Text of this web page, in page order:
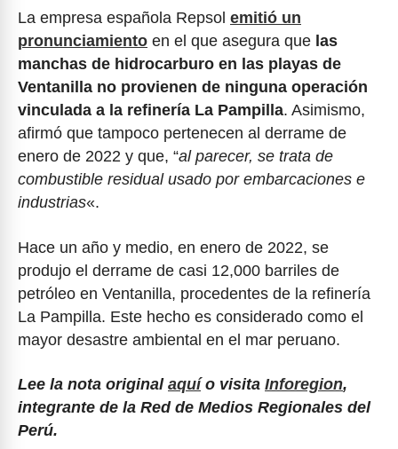
La empresa española Repsol emitió un
pronunciamiento en el que asegura que las
manchas de hidrocarburo en las playas de
Ventanilla no provienen de ninguna operación
vinculada a la refinería La Pampilla. Asimismo,
afirmó que tampoco pertenecen al derrame de
enero de 2022 y que, “al parecer, se trata de
combustible residual usado por embarcaciones e
industrias«.
Hace un año y medio, en enero de 2022, se
produjo el derrame de casi 12,000 barriles de
petróleo en Ventanilla, procedentes de la refinería
La Pampilla. Este hecho es considerado como el
mayor desastre ambiental en el mar peruano.
Lee la nota original aquío visita Inforegion,
integrante de la Red de Medios Regionales del
Perú.